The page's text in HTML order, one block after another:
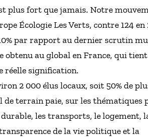
plus fort que jamais. Notre
Écologie Les Verts, contre 124 en
par rapport au dernier scrutin
obtenu au global en France, qui
réelle signification.
2 000 élus locaux, soit 50% de
terrain paie, sur les thématiques
les transports, le logement,
de la vie politique et la